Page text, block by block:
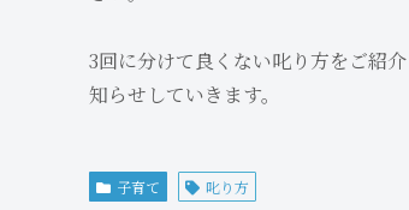
3回に分けて良くない叱り方をご紹
知らせしていきます。
子育て 叱り方